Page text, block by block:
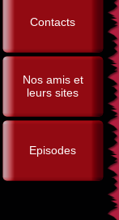
Contacts
Nos amis et
leurs sites
Episodes